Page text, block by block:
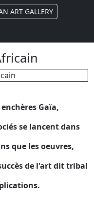
ART GALLERY
Gaïa,
se lancent dans
que les oeuvres,
de l'art dit tribal